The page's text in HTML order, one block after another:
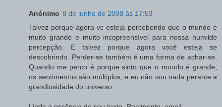
Anónimo 8 de junho de 2008 às 17:53
Talvez porque agora vc esteja percebendo que o mundo é
muito grande e muito incopreensível para nossa humilde
percepção. E talvez porque agora você esteja se
descobrindo. Perder-se também é uma forma de achar-se.
Quando me perco é porque sinto que o mundo é grande,
os sentimentos são múltiplos, e eu não sou nada perante a
grandiosidade do universo.